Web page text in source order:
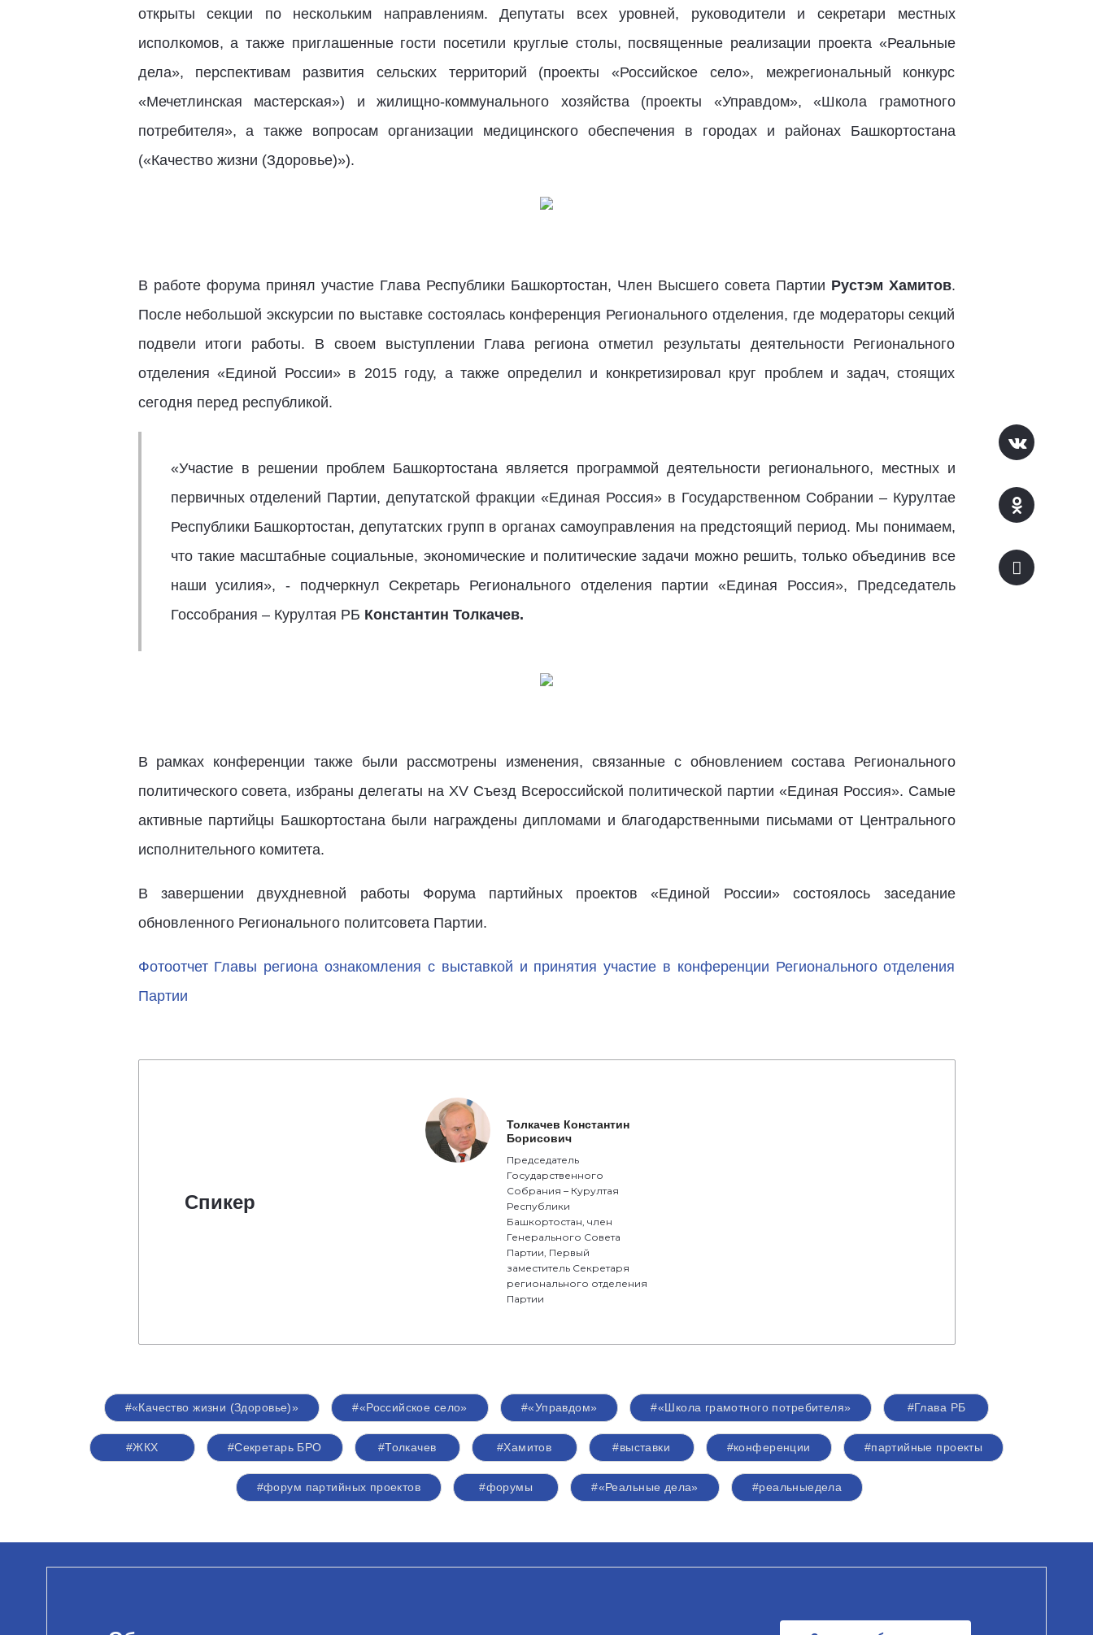
открыты секции по нескольким направлениям. Депутаты всех уровней, руководители и секретари местных
исполкомов, а также приглашенные гости посетили круглые столы, посвященные реализации проекта «Реальные
дела», перспективам развития сельских территорий (проекты «Российское село», межрегиональный конкурс
«Мечетлинская мастерская») и жилищно-коммунального хозяйства (проекты «Управдом», «Школа грамотного
потребителя», а также вопросам организации медицинского обеспечения в городах и районах Башкортостана
(«Качество жизни (Здоровье)»).
В работе форума принял участие Глава Республики Башкортостан, Член Высшего совета Партии Рустэм Хамитов.
После небольшой экскурсии по выставке состоялась конференция Регионального отделения, где модераторы секций
подвели итоги работы. В своем выступлении Глава региона отметил результаты деятельности Регионального
отделения «Единой России» в 2015 году, а также определил и конкретизировал круг проблем и задач, стоящих
сегодня перед республикой.
«Участие в решении проблем Башкортостана является программой деятельности регионального, местных и
первичных отделений Партии, депутатской фракции «Единая Россия» в Государственном Собрании – Курултае
Республики Башкортостан, депутатских групп в органах самоуправления на предстоящий период. Мы понимаем,
что такие масштабные социальные, экономические и политические задачи можно решить, только объединив все
наши усилия», - подчеркнул Секретарь Регионального отделения партии «Единая Россия», Председатель
Госсобрания – Курултая РБ Константин Толкачев.
В рамках конференции также были рассмотрены изменения, связанные с обновлением состава Регионального
политического совета, избраны делегаты на XV Съезд Всероссийской политической партии «Единая Россия». Самые
активные партийцы Башкортостана были награждены дипломами и благодарственными письмами от Центрального
исполнительного комитета.
В завершении двухдневной работы Форума партийных проектов «Единой России» состоялось заседание
обновленного Регионального политсовета Партии.
Фотоотчет Главы региона ознакомления с выставкой и принятия участие в конференции Регионального отделения
Партии
Спикер
Толкачев Константин
Борисович
Председатель
Государственного
Собрания – Курултая
Республики
Башкортостан, член
Генерального Совета
Партии, Первый
заместитель Секретаря
регионального отделения
Партии
#«Качество жизни (Здоровье)» #«Российское село» #«Управдом» #«Школа грамотного потребителя» #Глава РБ
#ЖКХ #Секретарь БРО #Толкачев #Хамитов #выставки #конференции #партийные проекты
#форум партийных проектов #форумы #«Реальные дела» #реальныедела